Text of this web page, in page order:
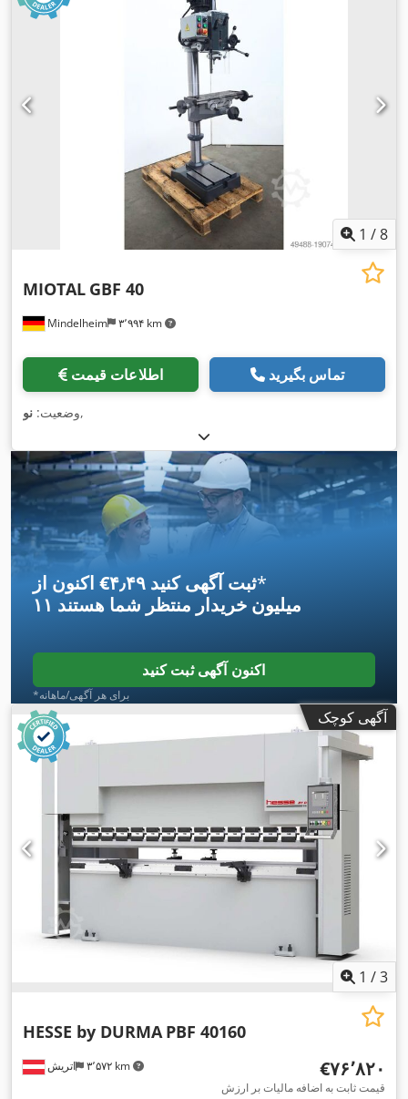
1 /8
Mindelheim ۳٬۹۹۴ km
MIOTAL GBF 40
اطلاعات قیمت تماس بگیرید
وضعیت: نو ,
اکنون از ‎€۴٫۴۹ ثبت آگهی کنید*
۱۱ میلیون خریدار منتظر شما هستند
اکنون آگهی ثبت کنید
*برای هر آگهی/ماهانه
آگهی کوچک
1 /3
اتریش ۳٬۵۷۲ km
HESSE by DURMA PBF 40160
‎€۷۶٬۸۲۰
قیمت ثابت به اضافه مالیات بر ارزش